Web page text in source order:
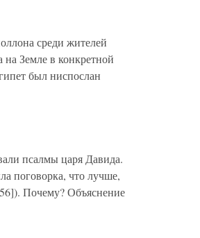
среди жителей
на Земле в конкретной
был ниспослан
псалмы царя Давида.
поговорка, что лучше,
Почему? Объяснение